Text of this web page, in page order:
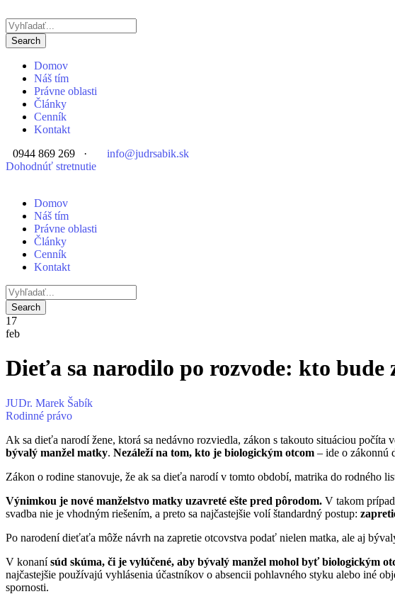
Domov
Náš tím
Právne oblasti
Články
Cenník
Kontakt
0944 869 269
·
info@judrsabik.sk
Dohodnúť stretnutie
Domov
Náš tím
Právne oblasti
Články
Cenník
Kontakt
17
feb
Dieťa sa narodilo po rozvode: kto bude
JUDr. Marek Šabík
Rodinné právo
Ak sa dieťa narodí žene, ktorá sa nedávno rozviedla, zákon s takouto situáciou počíta
bývalý manžel matky. Nezáleží na tom, kto je biologickým otcom – ide o zákonnú
Zákon o rodine stanovuje, že ak sa dieťa narodí v tomto období, matrika do rodného
Výnimkou je nové manželstvo matky uzavreté ešte pred pôrodom. V takom
svadba nie je vhodným riešením, a preto sa najčastejšie volí štandardný postup:
Po narodení dieťaťa môže návrh na zapretie otcovstva podať nielen matka, ale aj
V konanísúd skúma, či je vylúčené, aby bývalý manžel mohol byť biologickým
najčastejšie používajú vyhlásenia účastníkov o absencii pohlavného styku alebo iné
spornosti.